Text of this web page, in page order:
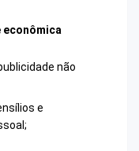
não
e